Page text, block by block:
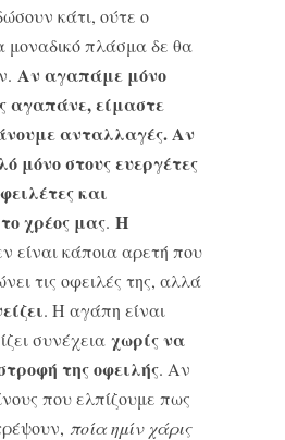
κάτι, ούτε ο
μοναδικό πλάσμα δε θα
Αν αγαπάμε μόνο
αγαπάνε, είμαστε
ανταλλαγές. Αν
μόνο στους ευεργέτες
και
χρέος μας. Η
είναι κάποια αρετή που
τις οφειλές της, αλλά
. Η αγάπη είναι
συνέχεια χωρίς να
της οφειλής. Αν
που ελπίζουμε πως
ποία ημίν χάρις